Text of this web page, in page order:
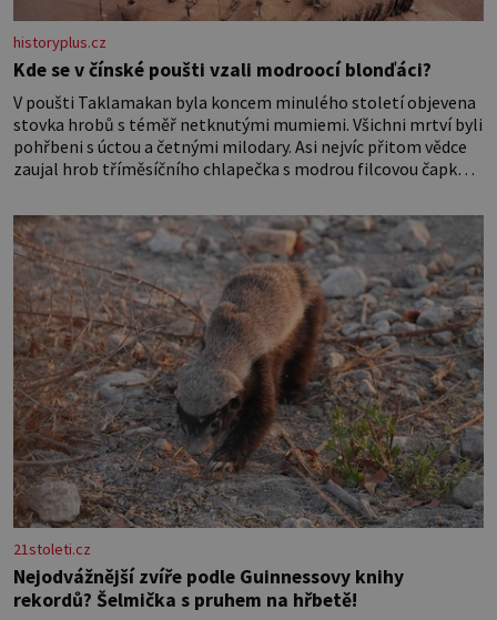
historyplus.cz
Kde se v čínské poušti vzali modroocí blonďáci?
V poušti Taklamakan byla koncem minulého století objevena
stovka hrobů s téměř netknutými mumiemi. Všichni mrtví byli
pohřbeni s úctou a četnými milodary. Asi nejvíc přitom vědce
zaujal hrob tříměsíčního chlapečka s modrou filcovou čapkou,
nesmírně dobře zachovalá, přičítají odborníci zdejším
klimatickým podmínkám. Sucho, prosolené písky a extrémně
21stoleti.cz
Nejodvážnější zvíře podle Guinnessovy knihy
rekordů? Šelmička s pruhem na hřbetě!